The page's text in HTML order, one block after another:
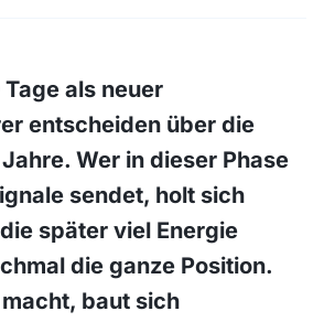
als neuer
entscheiden über die
Wer in dieser Phase
sendet, holt sich
später viel Energie
die ganze Position.
baut sich